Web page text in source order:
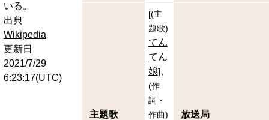
いる。
出典
Wikipedia
更新日
2021/7/29
6:23:17(UTC)
主題歌
[(主
題歌)
てん
てん
娘]
(作
詞・
作曲) 放送局